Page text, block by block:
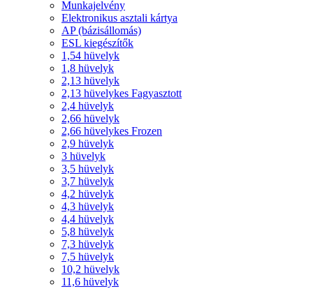
Munkajelvény
Elektronikus asztali kártya
AP (bázisállomás)
ESL kiegészítők
1,54 hüvelyk
1,8 hüvelyk
2,13 hüvelyk
2,13 hüvelykes Fagyasztott
2,4 hüvelyk
2,66 hüvelyk
2,66 hüvelykes Frozen
2,9 hüvelyk
3 hüvelyk
3,5 hüvelyk
3,7 hüvelyk
4,2 hüvelyk
4,3 hüvelyk
4,4 hüvelyk
5,8 hüvelyk
7,3 hüvelyk
7,5 hüvelyk
10,2 hüvelyk
11,6 hüvelyk